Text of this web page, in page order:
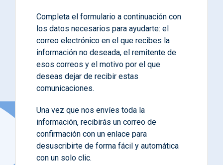
Completa el formulario a continuación con
los datos necesarios para ayudarte: el
correo electrónico en el que recibes la
información no deseada, el remitente de
esos correos y el motivo por el que
deseas dejar de recibir estas
comunicaciones.
Una vez que nos envíes toda la
información, recibirás un correo de
confirmación con un enlace para
desuscribirte de forma fácil y automática
con un solo clic.